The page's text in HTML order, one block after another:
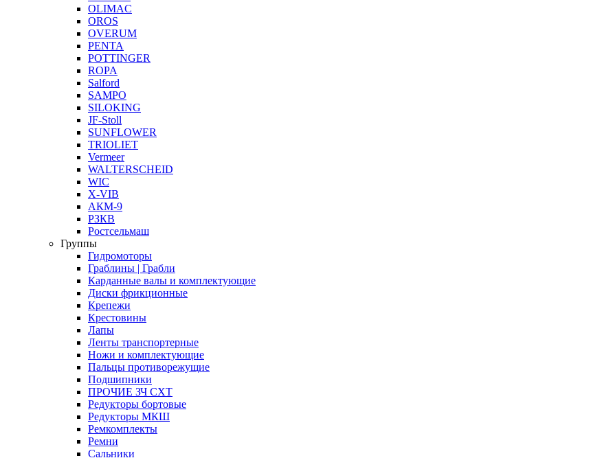
OLIMAC
OROS
OVERUM
PENTA
POTTINGER
ROPA
Salford
SAMPO
SILOKING
JF-Stoll
SUNFLOWER
TRIOLIET
Vermeer
WALTERSCHEID
WIC
X-VIB
АКМ-9
РЗКВ
Ростсельмаш
Группы
Гидромоторы
Граблины | Грабли
Карданные валы и комплектующие
Диски фрикционные
Крепежи
Крестовины
Лапы
Ленты транспортерные
Ножи и комплектующие
Пальцы противорежущие
Подшипники
ПРОЧИЕ ЗЧ СХТ
Редукторы бортовые
Редукторы МКШ
Ремкомплекты
Ремни
Сальники